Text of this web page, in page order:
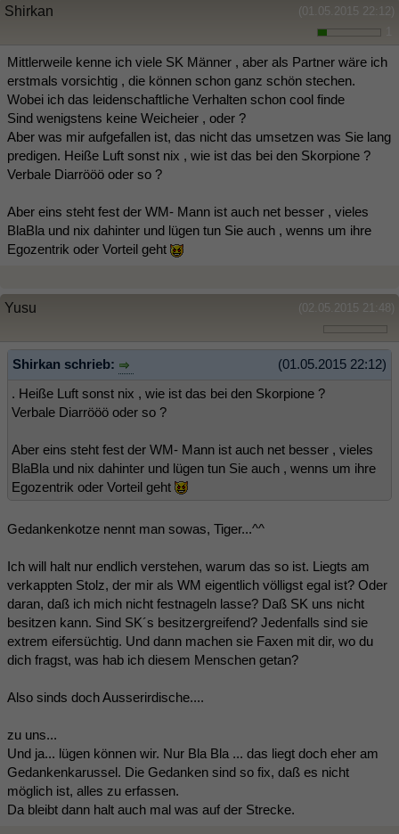
(01.05.2015 22:12)
Shirkan
Mittlerweile kenne ich viele SK Männer , aber als Partner wäre ich
erstmals vorsichtig , die können schon ganz schön stechen.
Wobei ich das leidenschaftliche Verhalten schon cool finde
Sind wenigstens keine Weicheier , oder ?
Aber was mir aufgefallen ist, das nicht das umsetzen was Sie lang
predigen. Heiße Luft sonst nix , wie ist das bei den Skorpione ?
Verbale Diarrööö oder so ?
Aber eins steht fest der WM- Mann ist auch net besser , vieles
BlaBla und nix dahinter und lügen tun Sie auch , wenns um ihre
Egozentrik oder Vorteil geht
(02.05.2015 21:48)
Yusu
(01.05.2015 22:12)
Shirkan schrieb:
. Heiße Luft sonst nix , wie ist das bei den Skorpione ?
Verbale Diarrööö oder so ?
Aber eins steht fest der WM- Mann ist auch net besser , vieles
BlaBla und nix dahinter und lügen tun Sie auch , wenns um ihre
Egozentrik oder Vorteil geht
Gedankenkotze nennt man sowas, Tiger...^^
Ich will halt nur endlich verstehen, warum das so ist. Liegts am
verkappten Stolz, der mir als WM eigentlich völligst egal ist? Oder
daran, daß ich mich nicht festnageln lasse? Daß SK uns nicht
besitzen kann. Sind SK´s besitzergreifend? Jedenfalls sind sie
extrem eifersüchtig. Und dann machen sie Faxen mit dir, wo du
dich fragst, was hab ich diesem Menschen getan?
Also sinds doch Ausserirdische....
zu uns...
Und ja... lügen können wir. Nur Bla Bla ... das liegt doch eher am
Gedankenkarussel. Die Gedanken sind so fix, daß es nicht
möglich ist, alles zu erfassen.
Da bleibt dann halt auch mal was auf der Strecke.